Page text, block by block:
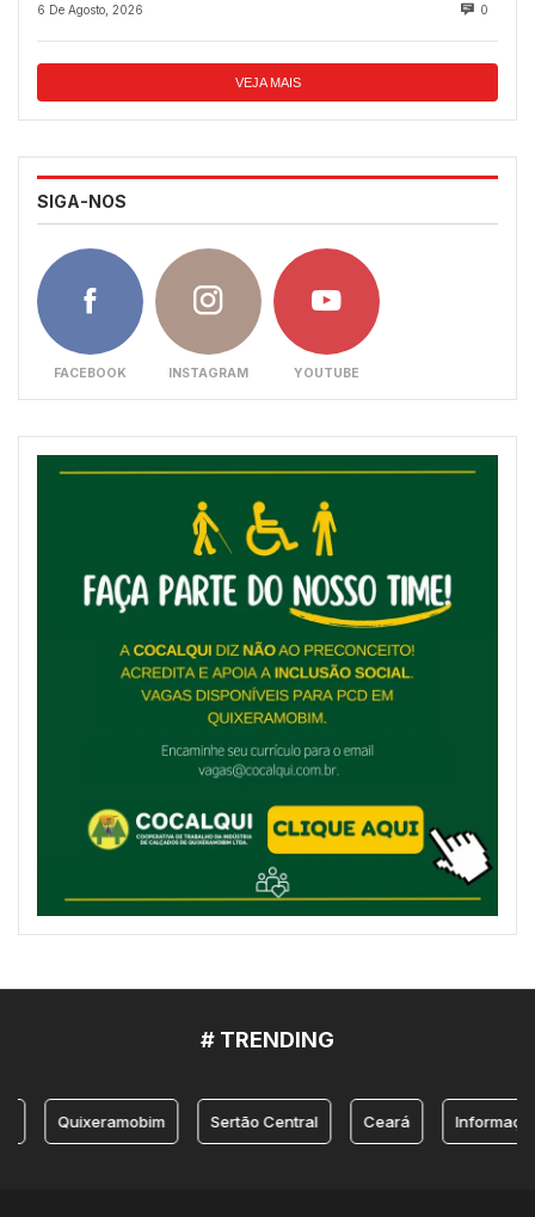
6 De Agosto, 2026 0
VEJA MAIS
SIGA-NOS
FACEBOOK INSTAGRAM YOUTUBE
# TRENDING
Quixeramobim Sertão Central Ceará Informação